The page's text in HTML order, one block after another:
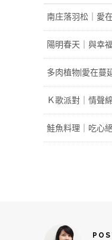
南庄落羽松｜愛
陽明春天｜與幸
多肉植物|愛在蔓
Ｋ歌派對｜情聲
鮭魚料理｜吃心